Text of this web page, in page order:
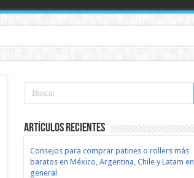
Artículos recientes
Consejos para comprar patines o rollers más
baratos en México, Argentina, Chile y Latam en
general